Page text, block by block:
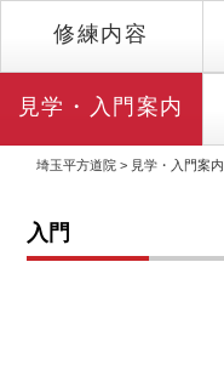
修練内容
見学・入門案内
埼玉平方道院 > 見学・入門案内
入門